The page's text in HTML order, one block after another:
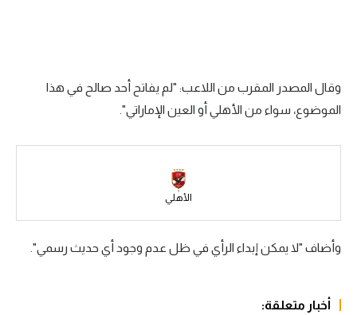
الدوري الإنجليزي
كرة السلة الأمريكية
وقال المصدر المقرب من اللاعب: "لم يفاتح أحد صالح في هذا
الموضوع، سواء من الأهلي أو العين الإماراتي".
الأهلي
وأضاف "لا يمكن إبداء الرأي في ظل عدم وجود أي حديث رسمي".
أخبار متعلقة: